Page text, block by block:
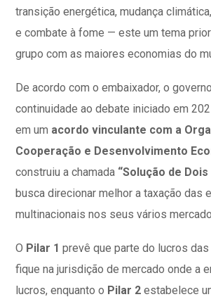
transição energética, mudança
e combate à fome — este um tema
grupo com as maiores economias do
De acordo com o embaixador, o
continuidade ao debate iniciado em
em um acordo vinculante com a
Cooperação e Desenvolvimento
construiu a chamada “Solução de
busca direcionar melhor a taxação das
multinacionais nos seus vários
O Pilar 1 prevê que parte do lucros
fique na jurisdição de mercado onde a
lucros, enquanto o Pilar 2 estabelece